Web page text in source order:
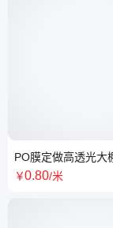
PO膜定做高透光大
保温蔬菜大棚薄膜防
￥0.80/米